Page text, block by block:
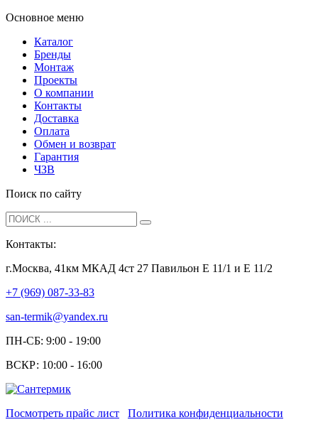
Основное меню
Каталог
Бренды
Монтаж
Проекты
О компании
Контакты
Доставка
Оплата
Обмен и возврат
Гарантия
ЧЗВ
Поиск по сайту
Контакты:
г.Москва, 41км МКАД 4ст 27 Павильон Е 11/1 и Е 11/2
+7 (969) 087-33-83
san-termik@yandex.ru
ПН-СБ: 9:00 - 19:00
ВСКР: 10:00 - 16:00
Посмотреть прайс лист Политика конфиденциальности